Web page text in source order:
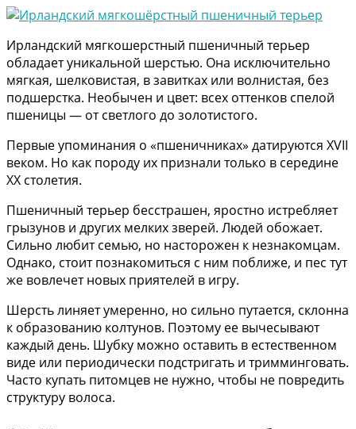
Ирландский мягкошерстный пшеничный терьер
обладает уникальной шерстью. Она исключительно
мягкая, шелковистая, в завитках или волнистая, без
подшерстка. Необычен и цвет: всех оттенков спелой
пшеницы — от светлого до золотистого.
Первые упоминания о «пшеничниках» датируются XVII
веком. Но как породу их признали только в середине
XX столетия.
Пшеничный терьер бесстрашен, яростно истребляет
грызунов и других мелких зверей. Людей обожает.
Сильно любит семью, но насторожен к незнакомцам.
Однако, стоит познакомиться с ним поближе, и пес тут
же вовлечет новых приятелей в игру.
Шерсть линяет умеренно, но сильно путается, склонна
к образованию колтунов. Поэтому ее вычесывают
каждый день. Шубку можно оставить в естественном
виде или периодически подстригать и тримминговать.
Часто купать питомцев не нужно, чтобы не повредить
структуру волоса.